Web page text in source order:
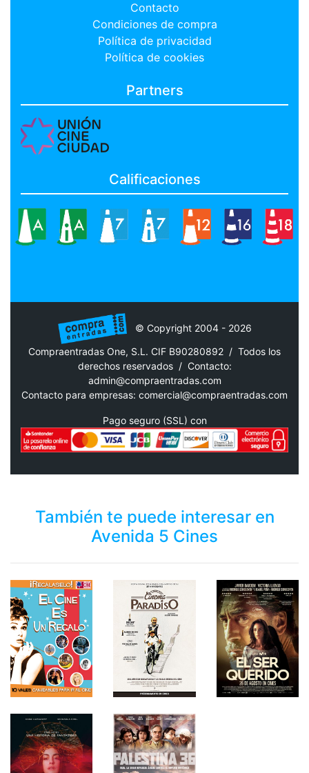
Contacto
Condiciones de compra
Política de privacidad
Política de cookies
Partners
Calificaciones
© Copyright 2004 - 2026
Compraentradas One, S.L. CIF B90280892 / Todos los
derechos reservados / Contacto:
admin@compraentradas.com
Contacto para empresas: comercial@compraentradas.com
Pago seguro (SSL) con
También te puede interesar en
Avenida 5 Cines